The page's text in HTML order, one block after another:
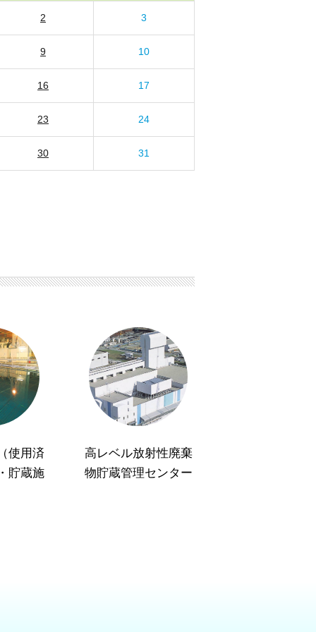
2 3
9 10
16 17
23 24
30 31
使用済
貯蔵施
高レベル放射性廃棄
物貯蔵管理センター